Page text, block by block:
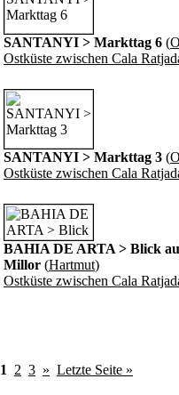
SANTANYI > Markttag 6 (
Ostküste zwischen Cala
SANTANYI > Markttag 3 (
Ostküste zwischen Cala
BAHIA DE ARTA > Blick
Millor (Hartmut)
Ostküste zwischen Cala
1 2 3 » Letzte Seite »